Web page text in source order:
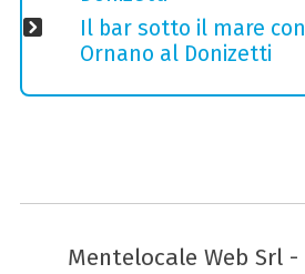
Il bar sotto il mare
Ornano al Donizetti
Mentelocale Web Srl